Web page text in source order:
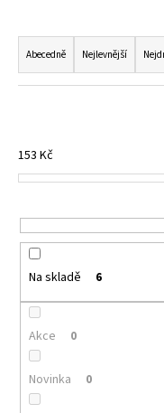
Ř
a
z
í
p
o
d
Abecedně Nejlevnější
153 Kč
Na skladě 6
Akce 0
Novinka 0
ALYSSUM
SAXATILE
SUMMIT
TAŘICE